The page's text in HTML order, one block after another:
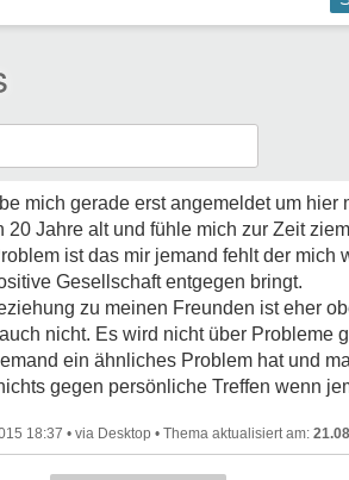
mich gerade erst angemeldet um
20 Jahre alt und fühle mich zur Zeit
ist das mir jemand fehlt der
Gesellschaft entgegen bringt.
zu meinen Freunden ist eher
nicht. Es wird nicht über Probleme
ein ähnliches Problem hat und
gegen persönliche Treffen wenn
18:37 • •